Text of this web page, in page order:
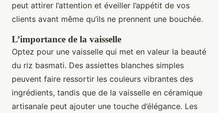
peut attirer l’attention et éveiller l’appétit de vos
clients avant même qu’ils ne prennent une bouchée.
L’importance de la vaisselle
Optez pour une vaisselle qui met en valeur la beauté
du riz basmati. Des assiettes blanches simples
peuvent faire ressortir les couleurs vibrantes des
ingrédients, tandis que de la vaisselle en céramique
artisanale peut ajouter une touche d’élégance. Les